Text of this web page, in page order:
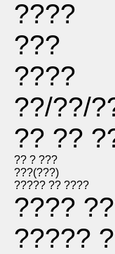
????
???
????
??/??/
?? ??
?? ? ???
???(???)
????? ?? ????
????
?????